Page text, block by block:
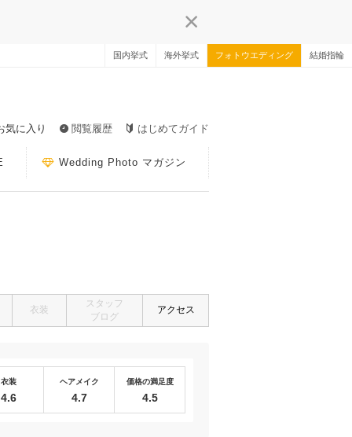
国内挙式 海外挙式 フォトウエディング 結婚指輪
気に入り 閲覧履歴 はじめてガイド
Wedding Photo マガジン
衣装
スタッフ
ブログ
アクセス
衣装
4.6
ヘアメイク
4.7
価格の満足度
4.5